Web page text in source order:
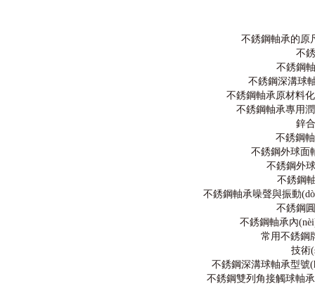
不銹鋼軸承的原
不
不銹鋼
不銹鋼深溝球
不銹鋼軸承原材料
不銹鋼軸承專用
鋅
不銹鋼
不銹鋼外球面
不銹鋼外
不銹鋼
不銹鋼軸承噪聲與振動
不銹鋼
不銹鋼軸承內
常用不銹鋼
技術
不銹鋼深溝球軸承型號
不銹鋼雙列角接觸球軸